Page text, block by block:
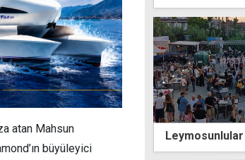
atan Mahsun
büyüleyici